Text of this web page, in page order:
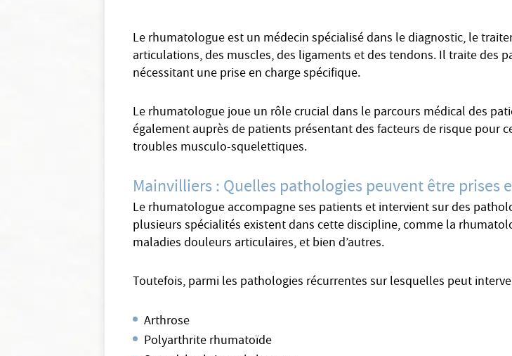
Le rhumatologue est un médecin spécialisé dans le diagnostic, le
articulations, des muscles, des ligaments et des tendons. Il traite des
nécessitant une prise en charge spécifique.
Le rhumatologue joue un rôle crucial dans le parcours médical des
également auprès de patients présentant des facteurs de risque pour
troubles musculo-squelettiques.
Mainvilliers : Quelles pathologies peuvent être prises
Le rhumatologue accompagne ses patients et intervient sur des
plusieurs spécialités existent dans cette discipline, comme la
maladies douleurs articulaires, et bien d’autres.
Toutefois, parmi les pathologies récurrentes sur lesquelles peut
Arthrose
Polyarthrite rhumatoïde